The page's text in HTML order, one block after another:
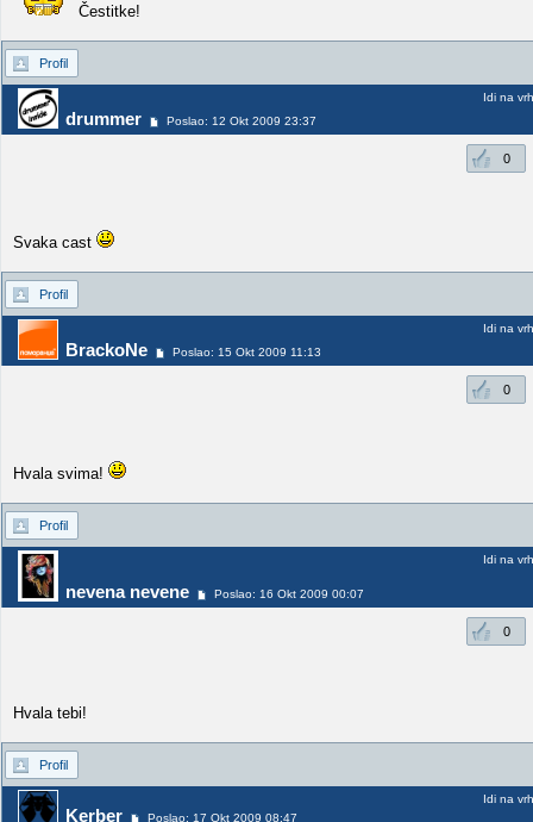
Čestitke!
Profil
drummer Poslao: 12 Okt 2009 23:37
Idi na vrh
0
Svaka cast
Profil
BrackoNe Poslao: 15 Okt 2009 11:13
Idi na vrh
0
Hvala svima!
Profil
nevena nevene Poslao: 16 Okt 2009 00:07
Idi na vrh
0
Hvala tebi!
Profil
Kerber Poslao: 17 Okt 2009 08:47
Idi na vrh